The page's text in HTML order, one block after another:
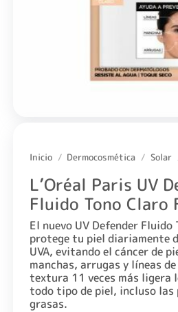
Inicio / Dermocosmética / Solar
L’Oréal Paris UV
Fluido Tono Claro
El nuevo UV Defender Fluido
protege tu piel diariamente
UVA, evitando el cáncer de
manchas, arrugas y líneas
textura 11 veces más ligera
todo tipo de piel, incluso las
grasas.